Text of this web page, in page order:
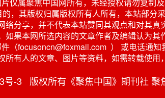
仅属聚焦中国网所有，未经授权请勿复制
，其版权归属版权所有人所有，本站部分
分享，并不代表本站赞同其观点和对其
果本网所选内容的文章作者及编辑认为其
（focusoncn@foxmail.com ） 或电话通
有人的文章、图片等资料，如需转载使用
号-3 版权所有《聚焦中国》期刊社 聚